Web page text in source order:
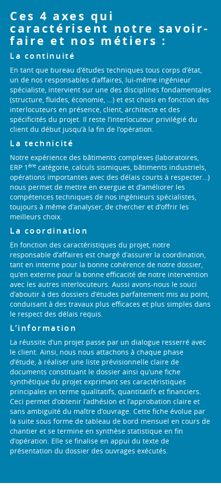
Ces 4 axes qui
caractérisent notre savoir-
faire et nos métiers :
La continuité
En tant que bureau d’études techniques tous corps d’état,
un de nos responsables d’affaires, lui-même ingénieur
spécialiste, intervient sur une des disciplines fondamentales
(structure, fluides, économie, …) et est choisi en fonction des
interlocuteurs en présence, client, architecte et des
spécificités du projet. Il reste l’interlocuteur privilégié du
client du début jusqu’à la fin de l’opération.
La technicité
Notre expérience des bâtiments complexes (laboratoires,
ERP 1 ère catégorie, calculs sismiques, bâtiments industriels,
opérations importantes avec des délais courts à respecter…)
nous permet de mettre en exergue et d’améliorer les
compétences techniques de nos ingénieurs spécialistes,
toujours à même d’analyser, de chercher et d’offrir les
meilleurs choix.
La coordination
En fonction des caractéristiques du projet, notre
responsable d’affaires est chargé d’assurer la coordination,
tant en interne pour la bonne cohérence de notre dossier,
qu’en externe pour la bonne efficacité de notre intervention
avec les autres interlocuteurs. Aussi avons-nous le souci
d’aboutir à des dossiers d’études parfaitement mis au point,
conduisant à des travaux plus efficaces et plus simples dans
le respect des délais requis.
L’information
La réussite d’un projet passe par un dialogue resserré avec
le client. Ainsi, nous nous attachons à chaque phase
d’étude, à réaliser une liste prévisionnelle claire de
documents constituant le dossier ainsi qu’une fiche
synthétique du projet exprimant ses caractéristiques
principales en terme qualitatifs, quantitatifs et financiers.
Ceci permet d’obtenir l’adhésion et l’approbation claire et
sans ambiguïté du maître d’ouvrage. Cette fiche évolue par
la suite sous forme de tableau de bord mensuel en cours de
chantier et se termine en synthèse statistique en fin
d’opération. Elle se finalise en appui du texte de
présentation du dossier des ouvrages exécutés.